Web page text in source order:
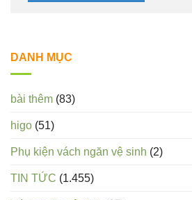
DANH MỤC
bài thêm (83)
higo (51)
Phụ kiện vách ngăn vệ sinh (2)
TIN TỨC (1.455)